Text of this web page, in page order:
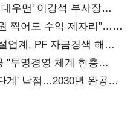
우맨' 이강석 부사장
찍어도 수익 제자리"…
업계, PF 자금경색 해소
"투명경영 체계 한층
계' 낙점…2030년 완공